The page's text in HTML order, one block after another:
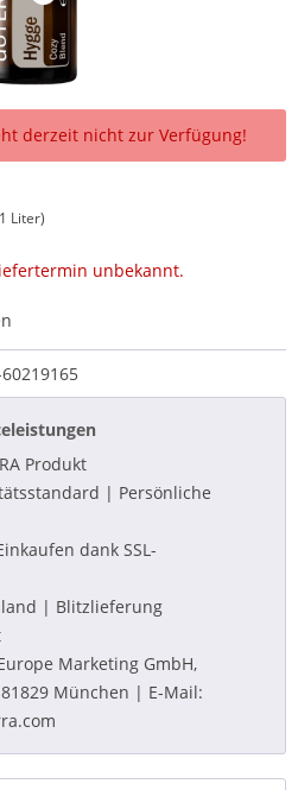
derzeit nicht zur Verfügung!
Liter)
unbekannt.
Produkt
| Persönliche
dank SSL-
| Blitzlieferung
Marketing GmbH,
München | E-Mail: